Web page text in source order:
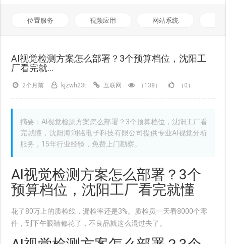
位置服务 视频应用 网站系统
AI视觉检测方案怎么部署？3个预算档位，沈阳工
厂看完就...
2个月前 kjzwh23t 互联网 （138） （0）
摘要：AI视觉检测方案怎么部署？3个预算档位，沈阳工厂看
完就懂，沈阳海润铭电子科技有限公司提供专业AI视觉分析
服务，15年行业经验，免费上门勘察。
AI视觉检测方案怎么部署？3个
预算档位，沈阳工厂看完就懂
花了80万上的质检线，漏检率还是3%。质检员一天看8000个零
件，到下午眼睛都花了，不良品就这么混过去了。